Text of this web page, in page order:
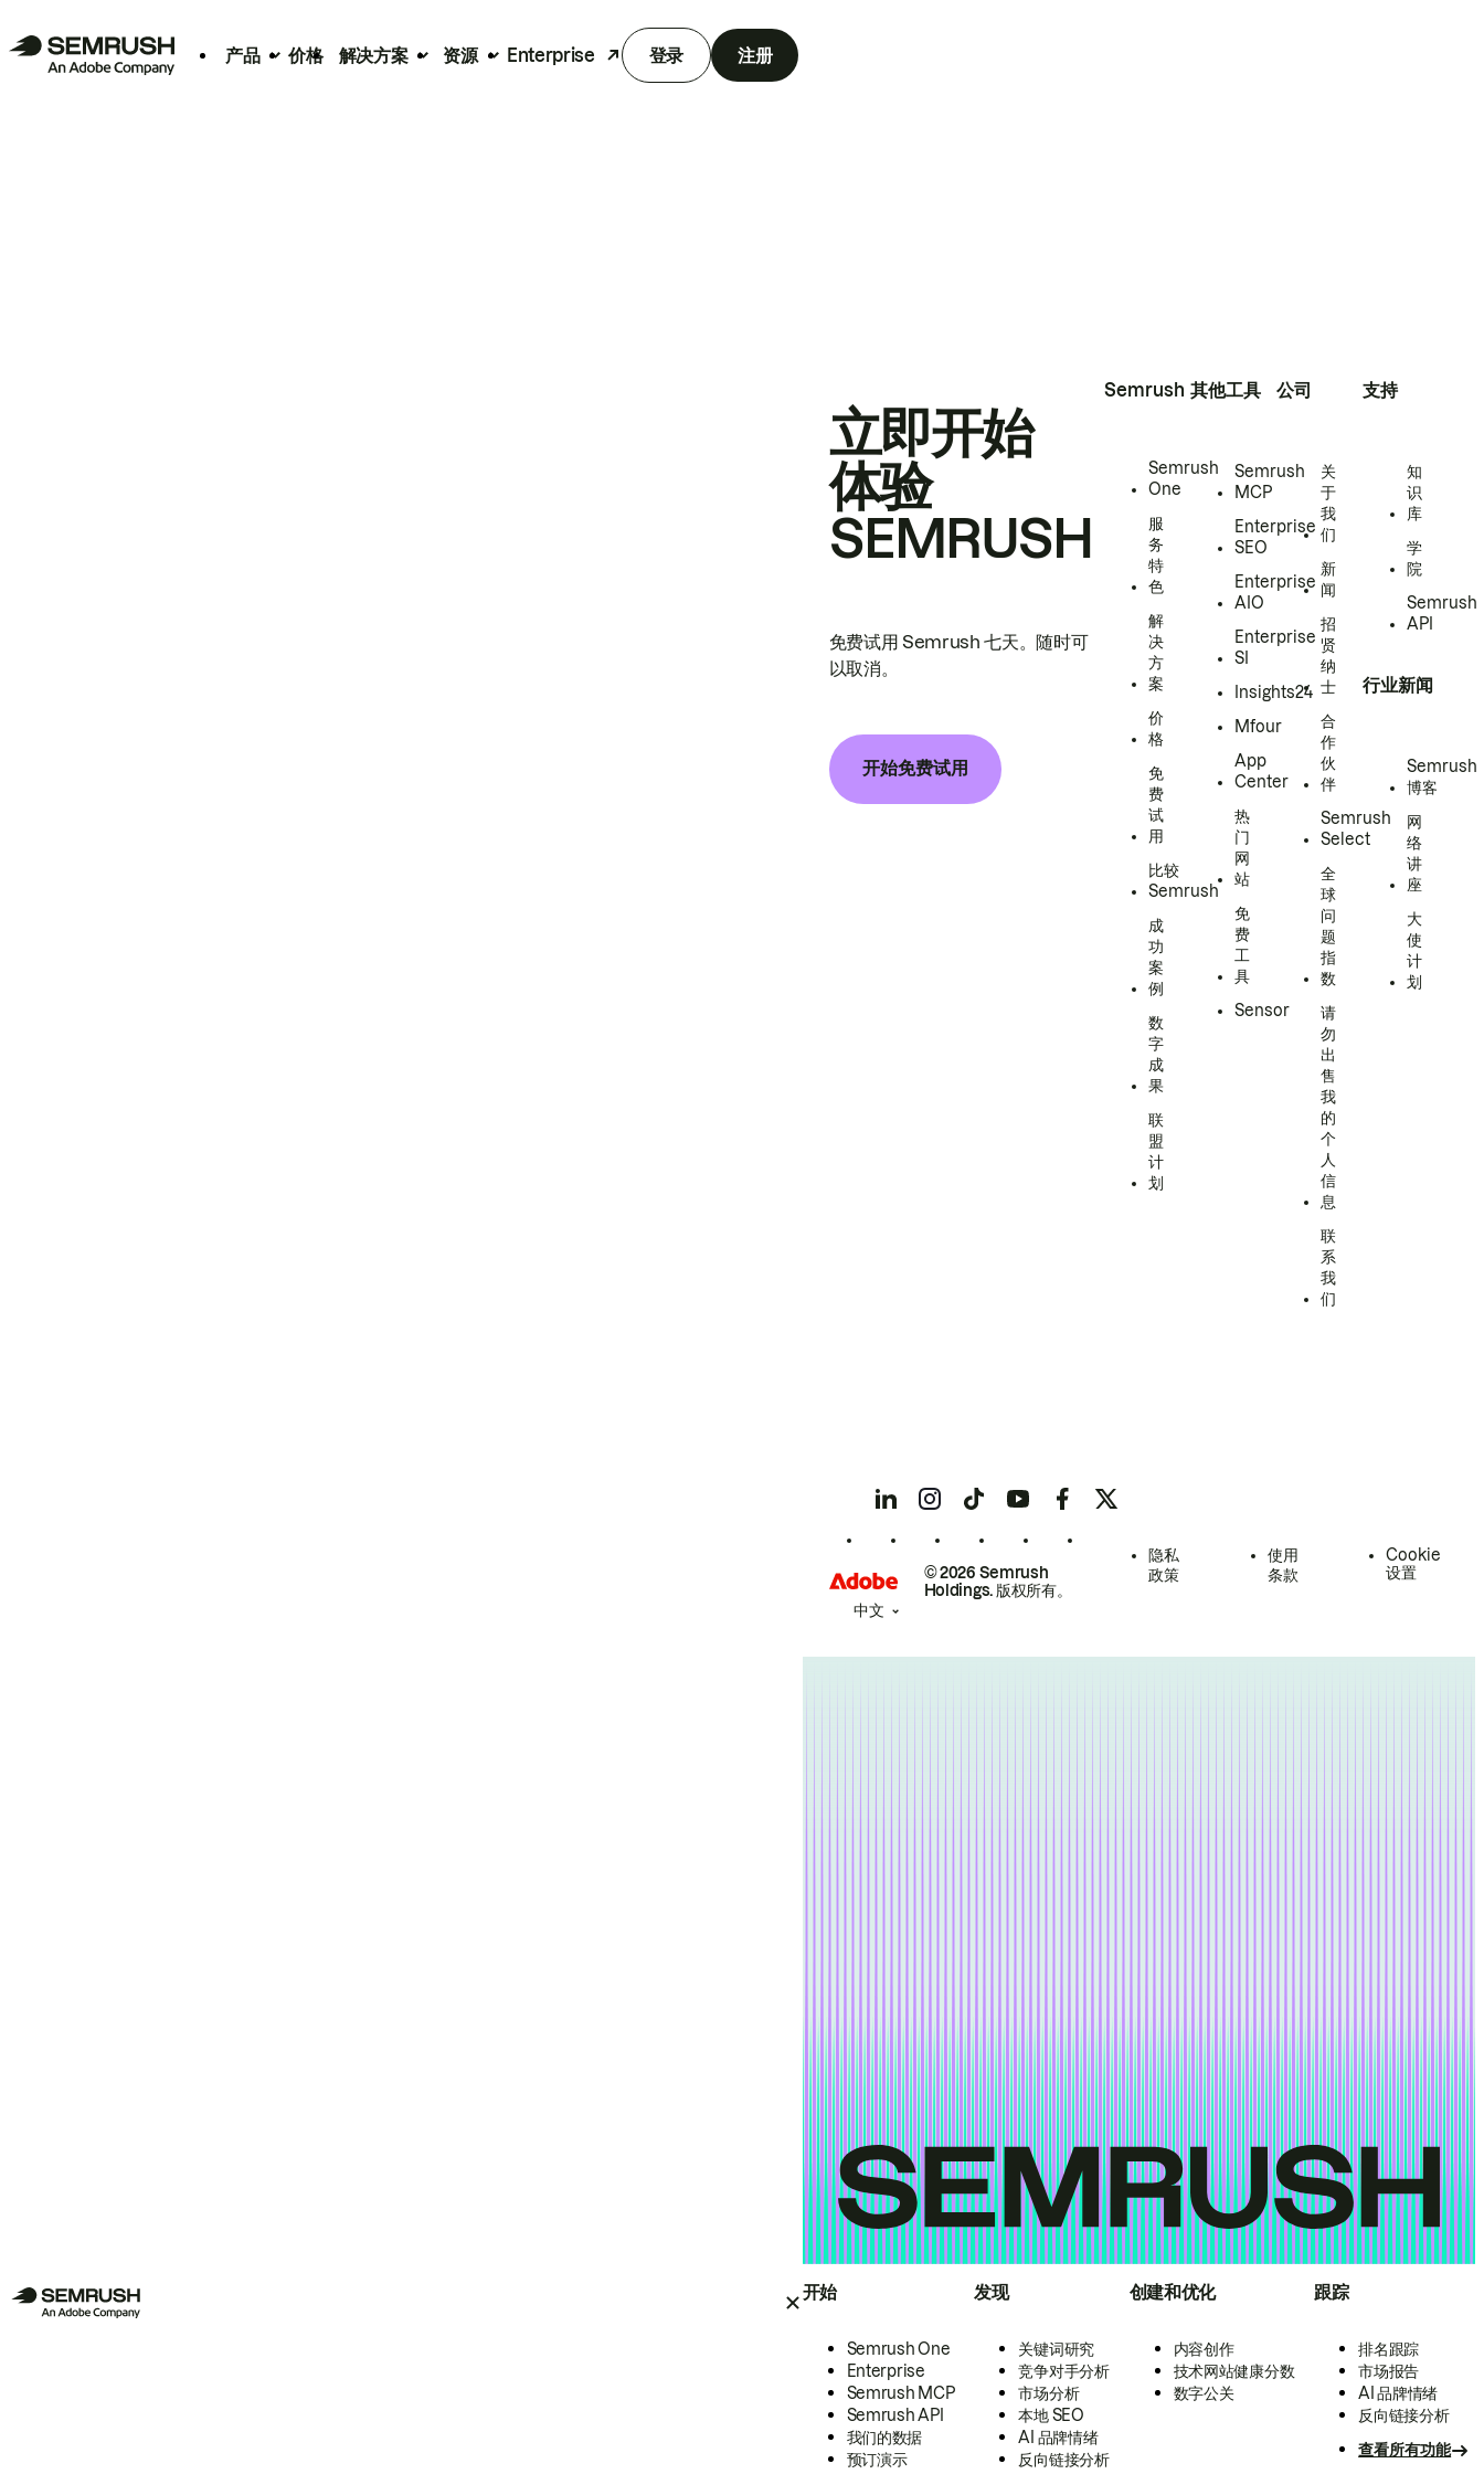
产品 价格 解决方案 资源 Enterprise 登录 注册
开始
Semrush One
Enterprise
Semrush MCP
Semrush API
我们的数据
预订演示
发现
关键词研究
竞争对手分析
市场分析
本地 SEO
AI 品牌情绪
反向链接分析
创建和优化
内容创作
技术网站健康分数
数字公关
跟踪
排名跟踪
市场报告
AI 品牌情绪
反向链接分析
查看所有功能
立即开始
体验
SEMRUSH
免费试用 Semrush 七天。随时可
以取消。
开始免费试用
Semrush
Semrush
One
服
务
特
色
解
决
方
案
价
格
免
费
试
用
比较
Semrush
成
功
案
例
数
字
成
果
联
盟
计
划
其他工具
Semrush
MCP
Enterprise
SEO
Enterprise
AIO
Enterprise
SI
Insights24
Mfour
App
Center
热
门
网
站
免
费
工
具
Sensor
公司
关
于
我
们
新
闻
招
贤
纳
士
合
作
伙
伴
Semrush
Select
全
球
问
题
指
数
请
勿
出
售
我
的
个
人
信
息
联
系
我
们
支持
知
识
库
学
院
Semrush
API
行业新闻
Semrush
博客
网
络
讲
座
大
使
计
划
© 2026 Semrush
Holdings. 版权所有。
隐私
政策
使用
条款
Cookie
设置
中文